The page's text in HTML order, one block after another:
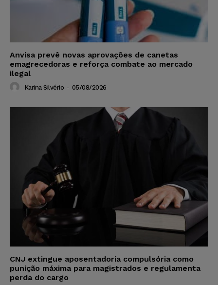
Anvisa prevê novas aprovações de canetas
emagrecedoras e reforça combate ao mercado
ilegal
Karina Silvério - 05/08/2026
CNJ extingue aposentadoria compulsória como
punição máxima para magistrados e regulamenta
perda do cargo